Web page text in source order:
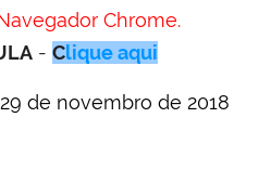
Chrome.
- Clique aqui
29 de novembro de 2018